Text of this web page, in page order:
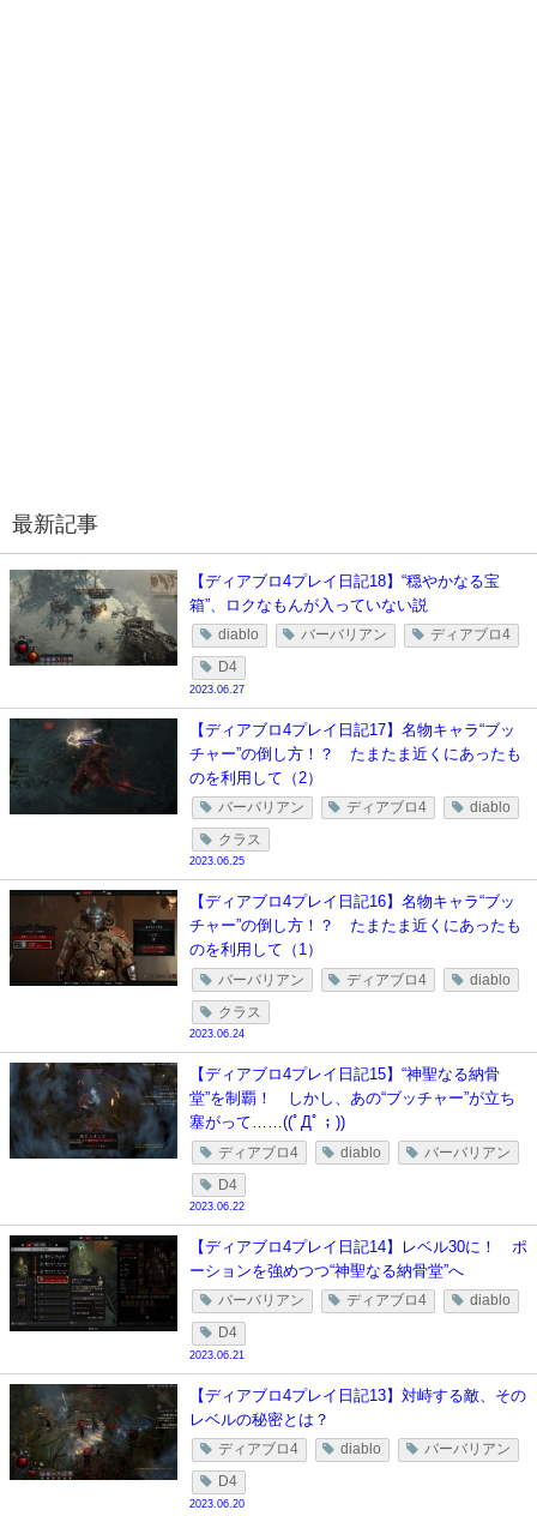
最新記事
【ディアブロ4プレイ日記18】“穏やかなる宝
箱”、ロクなもんが入っていない説
diablo バーバリアン ディアブロ4
D4
2023.06.27
【ディアブロ4プレイ日記17】名物キャラ“ブッ
チャー”の倒し方！？ たまたま近くにあったも
のを利用して（2）
バーバリアン ディアブロ4 diablo
クラス
2023.06.25
【ディアブロ4プレイ日記16】名物キャラ“ブッ
チャー”の倒し方！？ たまたま近くにあったも
のを利用して（1）
バーバリアン ディアブロ4 diablo
クラス
2023.06.24
【ディアブロ4プレイ日記15】“神聖なる納骨
堂”を制覇！ しかし、あの“ブッチャー”が立ち
塞がって……((ﾟДﾟ；))
ディアブロ4 diablo バーバリアン
D4
2023.06.22
【ディアブロ4プレイ日記14】レベル30に！ ポ
ーションを強めつつ“神聖なる納骨堂”へ
バーバリアン ディアブロ4 diablo
D4
2023.06.21
【ディアブロ4プレイ日記13】対峙する敵、その
レベルの秘密とは？
ディアブロ4 diablo バーバリアン
D4
2023.06.20